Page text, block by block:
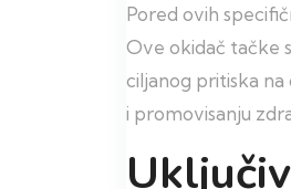
Pored ovih
Ove okidač tačke
ciljanog pritiska
i promovisanju